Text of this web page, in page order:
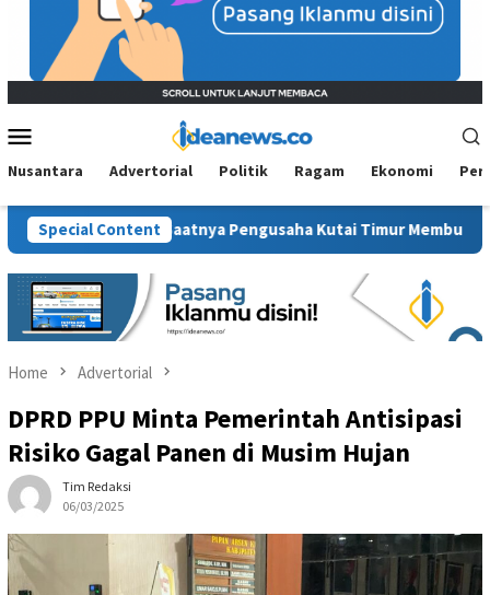
Menu
Nusantara Advertorial Politik Ragam Ekonomi
Special Content
Saatnya Pengusaha Kutai Timur Membuktikan Diri
Home Advertorial
DPRD PPU Minta Pemerintah Antisipasi
Risiko Gagal Panen di Musim Hujan
Tim Redaksi
06/03/2025